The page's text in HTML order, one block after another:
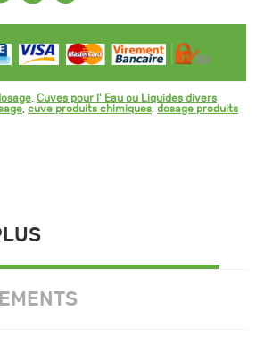
Cuves pour l' Eau ou Liquides divers
cuve produits chimiques dosage produits